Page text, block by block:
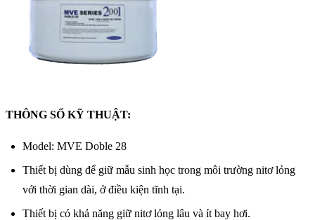
THÔNG SỐ KỸ THUẬT:
Model: MVE Doble 28
Thiết bị dùng để giữ mẫu sinh học trong môi trường nitơ lỏng
với thời gian dài, ở điều kiện tĩnh tại.
Thiết bị có khả năng giữ nitơ lỏng lâu và ít bay hơi.